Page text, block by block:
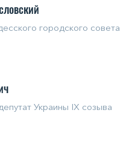
городского совета
Украины IX созыва